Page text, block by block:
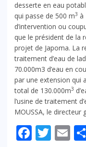
desserte en eau
qui passe de 500 m3 à
d’intervention ou
que le président de la
projet de Japoma. La
traitement d’eau de
70.000m3 d’eau en
par une extension qui
total de 130.000m3
l’usine de traitement
MOUSSA, le directeur